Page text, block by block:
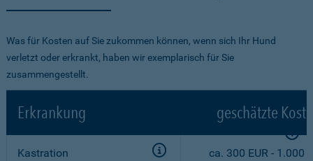
Was für Kosten auf Sie zukommen können, wenn sich Ihr Hund
verletzt oder erkrankt, haben wir exemplarisch für Sie
zusammengestellt.
Erkrankung geschätzte
Kastration ca. 300 EUR - 1.000